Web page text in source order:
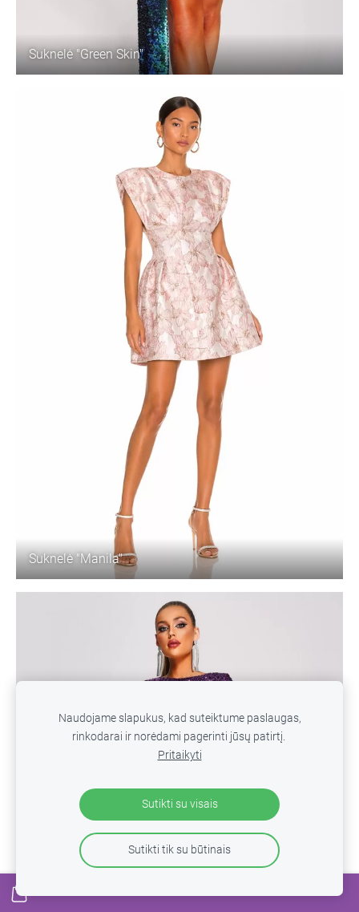
Suknelė "Green Skin"
Suknelė "Manila"
Naudojame slapukus, kad suteiktume paslaugas,
rinkodarai ir norėdami pagerinti jūsų patirtį.
Pritaikyti
Sutikti su visais
Sutikti tik su būtinais